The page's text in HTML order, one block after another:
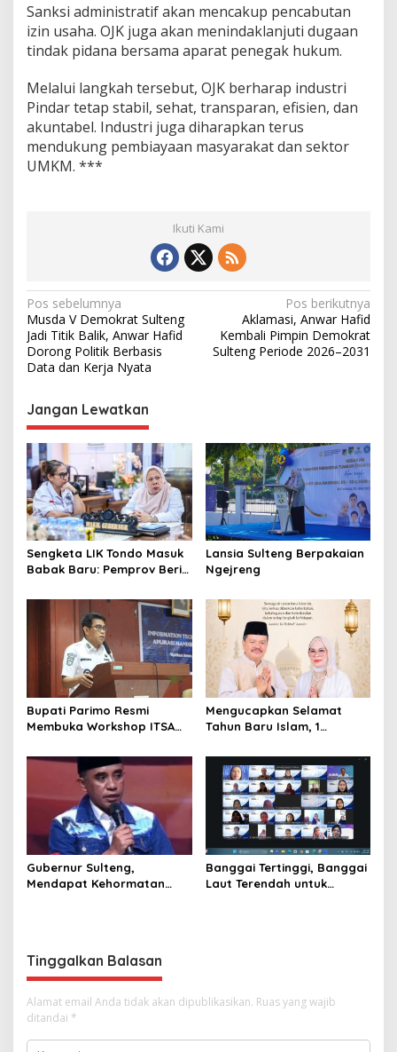
Sanksi administratif akan mencakup pencabutan
izin usaha. OJK juga akan menindaklanjuti dugaan
tindak pidana bersama aparat penegak hukum.
Melalui langkah tersebut, OJK berharap industri
Pindar tetap stabil, sehat, transparan, efisien, dan
akuntabel. Industri juga diharapkan terus
mendukung pembiayaan masyarakat dan sektor
UMKM. ***
Ikuti Kami
N
a
v
i
g
a
s
i
p
o
s
Pos sebelumnya
Musda V Demokrat Sulteng
Jadi Titik Balik, Anwar Hafid
Dorong Politik Berbasis
Data dan Kerja Nyata
Pos berikutnya
Aklamasi, Anwar Hafid
Kembali Pimpin Demokrat
Sulteng Periode 2026–2031
Jangan Lewatkan
Sengketa LIK Tondo Masuk
Babak Baru: Pemprov Beri
Mediasi dengan Warga
Lansia Sulteng Berpakaian
Ngejreng
Bupati Parimo Resmi
Membuka Workshop ITSA
Pemda 2026
Mengucapkan Selamat
Tahun Baru Islam, 1
Gubernur Sulteng,
Mendapat Kehormatan
Banggai Tertinggi, Banggai
Laut Terendah untuk
Tinggalkan Balasan
Alamat email Anda tidak akan dipublikasikan. Ruas yang wajib
ditandai *